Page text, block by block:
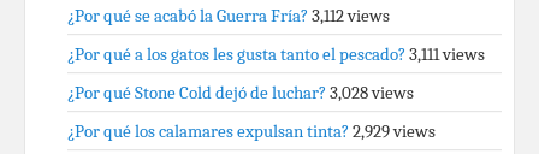
¿Por qué se acabó la Guerra Fría? 3,112 views
¿Por qué a los gatos les gusta tanto el pescado? 3,111 views
¿Por qué Stone Cold dejó de luchar? 3,028 views
¿Por qué los calamares expulsan tinta? 2,929 views